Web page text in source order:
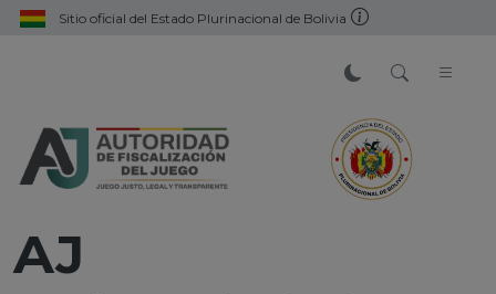
Sitio oficial del Estado Plurinacional de Bolivia
AJ